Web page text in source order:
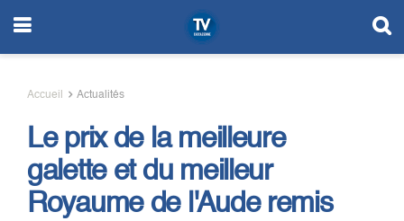
Accueil Actualités
Le prix de la meilleure
galette et du meilleur
Royaume de l'Aude remis